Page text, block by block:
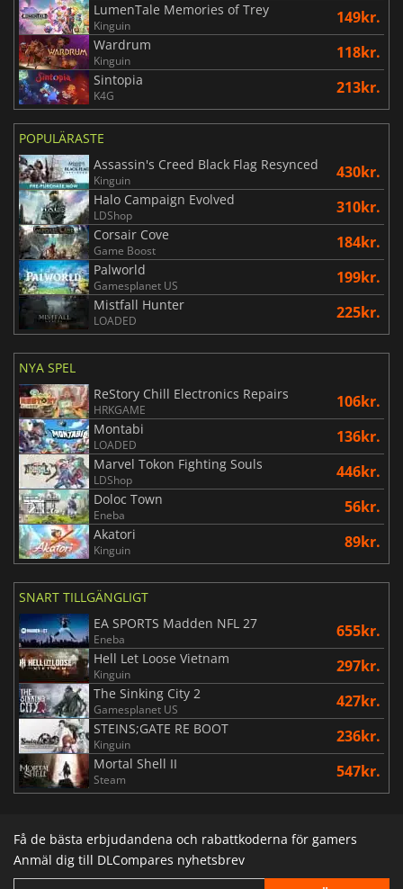
LumenTale Memories of Trey
Kinguin 149kr.
Wardrum
Kinguin 118kr.
Sintopia
K4G 213kr.
POPULÄRASTE
Assassin's Creed Black Flag Resynced
Kinguin 430kr.
Halo Campaign Evolved
LDShop 310kr.
Corsair Cove
Game Boost 184kr.
Palworld
Gamesplanet US 199kr.
Mistfall Hunter
LOADED 225kr.
NYA SPEL
ReStory Chill Electronics Repairs
HRKGAME 106kr.
Montabi
LOADED 136kr.
Marvel Tokon Fighting Souls
LDShop 446kr.
Doloc Town
Eneba 56kr.
Akatori
Kinguin 89kr.
SNART TILLGÄNGLIGT
EA SPORTS Madden NFL 27
Eneba 655kr.
Hell Let Loose Vietnam
Kinguin 297kr.
The Sinking City 2
Gamesplanet US 427kr.
STEINS;GATE RE BOOT
Kinguin 236kr.
Mortal Shell II
Steam 547kr.
Få de bästa erbjudandena och rabattkoderna för gamers
Anmäl dig till DLCompares nyhetsbrev